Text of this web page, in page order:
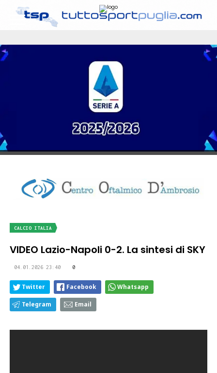
CALCIO ITALIA
VIDEO Lazio-Napoli 0-2. La sintesi di SKY
04.01.2026 23:40 0
Twitter Facebook Whatsapp
Telegram Email